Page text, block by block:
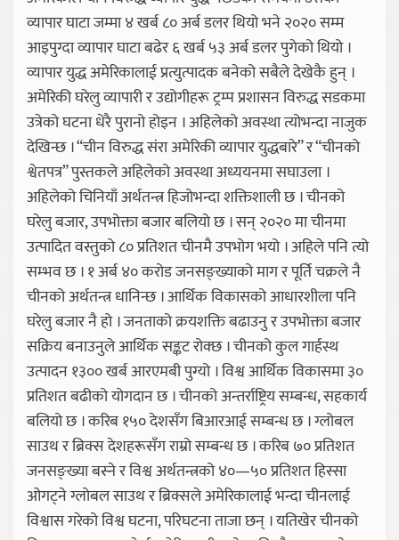
व्यापार घाटा जम्मा ४ खर्ब ८० अर्ब डलर थियो भने २०२० सम्म
आइपुग्दा व्यापार घाटा बढेर ६ खर्ब ५३ अर्ब डलर पुगेको थियो ।
व्यापार युद्ध अमेरिकालाई प्रत्युत्पादक बनेको सबैले देखेकै हुन् ।
अमेरिकी घरेलु व्यापारी र उद्योगीहरू ट्रम्प प्रशासन विरुद्ध सडकमा
उत्रेको घटना धेरै पुरानो होइन । अहिलेको अवस्था त्योभन्दा नाजुक
देखिन्छ । “चीन विरुद्ध संरा अमेरिकी व्यापार युद्धबारे” र “चीनको
श्वेतपत्र” पुस्तकले अहिलेको अवस्था अध्ययनमा सघाउला ।
अहिलेको चिनियाँ अर्थतन्त्र हिजोभन्दा शक्तिशाली छ । चीनको
घरेलु बजार, उपभोक्ता बजार बलियो छ । सन् २०२० मा चीनमा
उत्पादित वस्तुको ८० प्रतिशत चीनमै उपभोग भयो । अहिले पनि त्यो
सम्भव छ । १ अर्ब ४० करोड जनसङ्ख्याको माग र पूर्ति चक्रले नै
चीनको अर्थतन्त्र धानिन्छ । आर्थिक विकासको आधारशीला पनि
घरेलु बजार नै हो । जनताको क्रयशक्ति बढाउनु र उपभोक्ता बजार
सक्रिय बनाउनुले आर्थिक सङ्कट रोक्छ । चीनको कुल गार्हस्थ
उत्पादन १३०० खर्ब आरएमबी पुग्यो । विश्व आर्थिक विकासमा ३०
प्रतिशत बढीको योगदान छ । चीनको अन्तर्राष्ट्रिय सम्बन्ध, सहकार्य
बलियो छ । करिब १५० देशसँग बिआरआई सम्बन्ध छ । ग्लोबल
साउथ र ब्रिक्स देशहरूसँग राम्रो सम्बन्ध छ । करिब ७० प्रतिशत
जनसङ्ख्या बस्ने र विश्व अर्थतन्त्रको ४०—५० प्रतिशत हिस्सा
ओगट्ने ग्लोबल साउथ र ब्रिक्सले अमेरिकालाई भन्दा चीनलाई
विश्वास गरेको विश्व घटना, परिघटना ताजा छन् । यतिखेर चीनको